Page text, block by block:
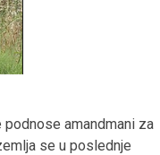
amandmani za
se u poslednje